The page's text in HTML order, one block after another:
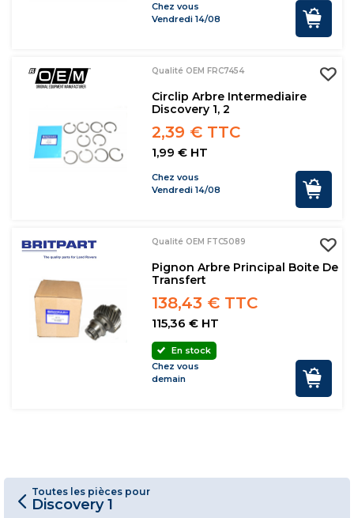
Chez vous
Vendredi 14/08
Qualité OEM FRC7454
Circlip Arbre Intermediaire
Discovery 1, 2
2,39 € TTC
1,99 € HT
Chez vous
Vendredi 14/08
Qualité OEM FTC5089
Pignon Arbre Principal Boite De
Transfert
138,43 € TTC
115,36 € HT
En stock
Chez vous
demain
Toutes les pièces pour
Discovery 1